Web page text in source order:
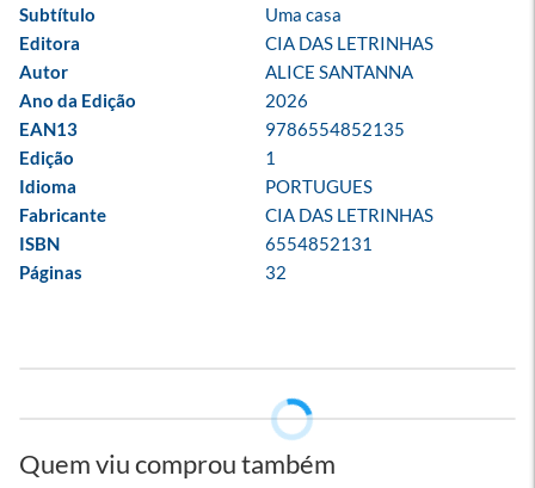
Subtítulo
Uma casa
Editora
CIA DAS LETRINHAS
Autor
ALICE SANTANNA
Ano da Edição
2026
EAN13
9786554852135
Edição
1
Idioma
PORTUGUES
Fabricante
CIA DAS LETRINHAS
ISBN
6554852131
Páginas
32
Quem viu comprou também